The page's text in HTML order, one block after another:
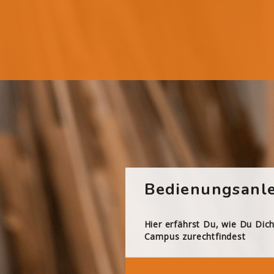
Hier erfährst Du, wie Du
Campus zurechtfindest